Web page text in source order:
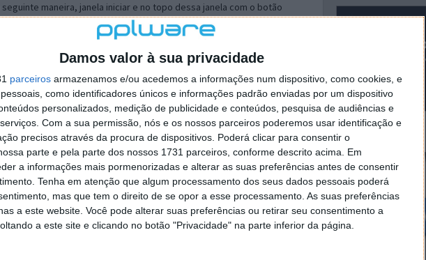
Damos valor à sua privacidade
parceiros armazenamos e/ou acedemos a informações num dispositivo, como cookies, e
como identificadores únicos e informações padrão enviadas por um dispositivo
personalizados, medição de publicidade e conteúdos, pesquisa de audiências e
Com a sua permissão, nós e os nossos parceiros poderemos usar identificação e
precisos através da procura de dispositivos. Poderá clicar para consentir o
parte e pela parte dos nossos 1731 parceiros, conforme descrito acima. Em
a informações mais pormenorizadas e alterar as suas preferências antes de consentir
Tenha em atenção que algum processamento dos seus dados pessoais poderá
mas que tem o direito de se opor a esse processamento. As suas preferências
a este website. Você pode alterar suas preferências ou retirar seu consentimento a
a este site e clicando no botão "Privacidade" na parte inferior da página.
maneira, janela iniciar e no topo dessa janela com o botão
separador Menu ‘Iniciar’ clica no botão ‘Personalizar’ aí
escolheres o Browser com que queres navegar e o gestor de
ao teu Firefox e nas ferramentas ou tools escolhes ‘Opções’ ou
e logo perto do fim encontras um local para colocares um visto
é o browser predefinido.
mail algum.
NEWSLETTER